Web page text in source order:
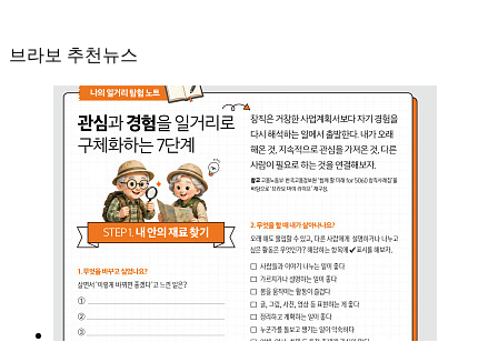
브라보 추천뉴스